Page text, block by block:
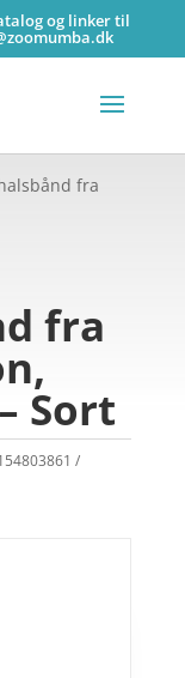
og linker til
fra
fra
Sort